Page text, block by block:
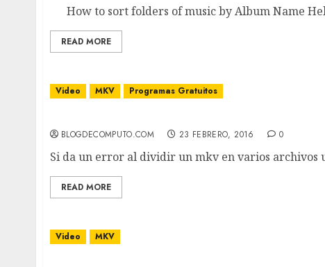
How to sort folders of music by Album Name
READ MORE
Video MKV Programas Gratuitos
BLOGDECOMPUTO.COM 23 FEBRERO, 2016 0
Si da un error al dividir un mkv en varios archivos
READ MORE
Video MKV